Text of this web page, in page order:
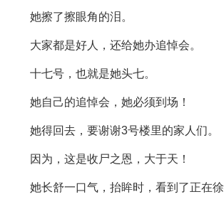
她擦了擦眼角的泪。
大家都是好人，还给她办追悼会。
十七号，也就是她头七。
她自己的追悼会，她必须到场！
她得回去，要谢谢3号楼里的家人们。
因为，这是收尸之恩，大于天！
她长舒一口气，抬眸时，看到了正在徐